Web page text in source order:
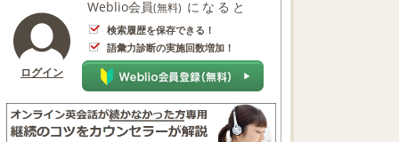
ログイン
Weblio会員(無料) になると
検索履歴を保存できる！
語彙力診断の実施回数増加！